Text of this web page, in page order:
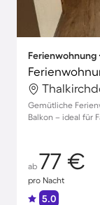
Ferienwohnung
Gemütliche
Balkon – ideal für
ab 77 €
pro Nacht
5.0